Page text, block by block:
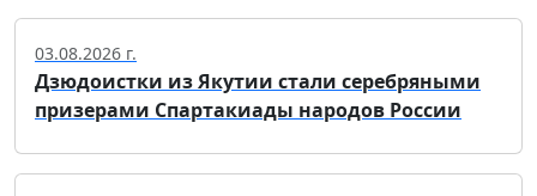
03.08.2026 г.
Дзюдоистки из Якутии стали серебряными
призерами Спартакиады народов России